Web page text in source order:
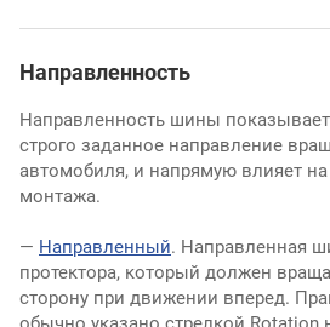
Направленность
Направленность шины
строго заданное направление
автомобиля, и напрямую влияет
монтажа.
— Направленный. Направленная
протектора, который должен
сторону при движении вперед.